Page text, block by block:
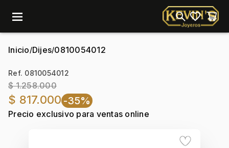
menu
Inicio/Dijes/0810054012
Ref. 0810054012
$ 1.258.000
$ 817.000-35%
Precio exclusivo para ventas online